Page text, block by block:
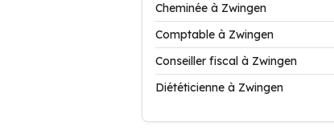
Cheminée à Zwingen
Comptable à Zwingen
Conseiller fiscal à Zwingen
Diététicienne à Zwingen